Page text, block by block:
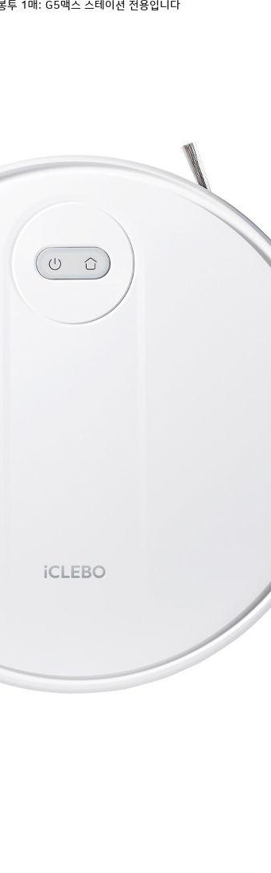
투 1매: G5맥스 스테이션 전용입니다